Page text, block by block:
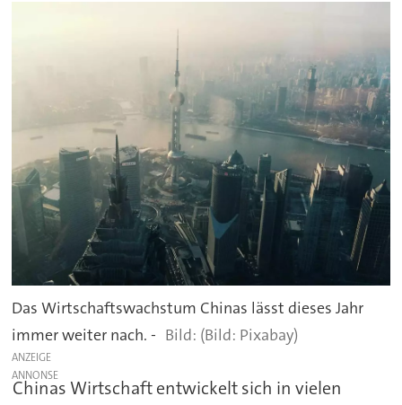
Das Wirtschaftswachstum Chinas lässt dieses Jahr
immer weiter nach. -
(Bild: Pixabay)
ANZEIGE
Chinas Wirtschaft entwickelt sich in vielen